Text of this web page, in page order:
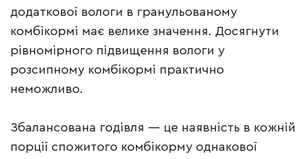
додаткової вологи в гранульованому
комбікормі має велике значення. Досягнути
рівномірного підвищення вологи у
розсипному комбікормі практично
неможливо.
Збалансована годівля — це наявність в кожній
порції спожитого комбікорму однакової